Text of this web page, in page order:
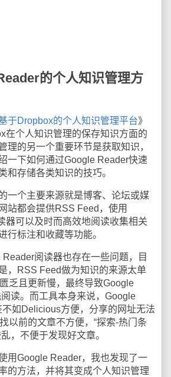
的个人知识管理方
于Dropbox的个人知识管理平台》
在个人知识管理的保存知识方面的
理的另一个重要环节是获取知识，
一下如何通过Google Reader快速
和存储各类知识的技巧。
个主要来源就是博客、论坛或媒
站都会提供RSS Feed，使用
器可以及时而高效地阅读收集相关
行标注和收藏等功能。
阅读器也存在一些问题，目
，RSS Feed做为知识的来源太单
乏且更新慢，最终导致Google
读。而工具本身来说，Google
不如Delicious方便，分享的网址无法
以前的文章不方便，“探索-热门条
，不便于发现好文章。
Google Reader，我也发现了一
的方法，并将其变成个人知识管理